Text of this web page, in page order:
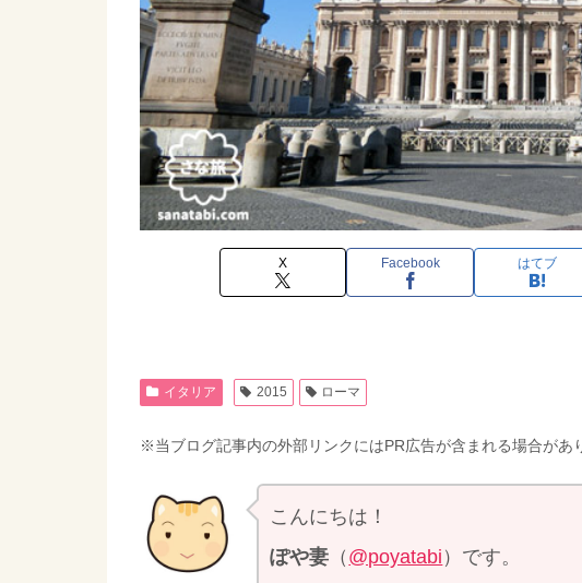
X Facebook はてブ
イタリア 2015 ローマ
※当ブログ記事内の外部リンクにはPR広告が含まれる場合があ
こんにちは！
ぽや妻 （ @poyatabi ）です。